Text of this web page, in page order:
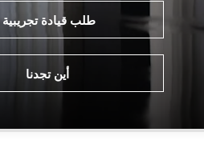
طلب قيادة تجريبية
أين تجدنا